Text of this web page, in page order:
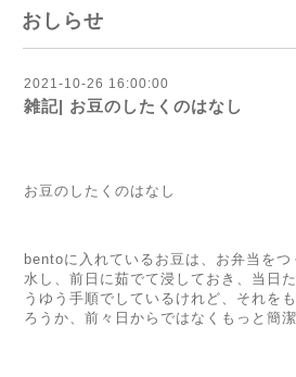
おしらせ
2021-10-26 16:00:00
雑記| お豆のしたくのはなし
お豆のしたくのはなし
bentoに入れているお豆は、 お弁当をつ
水し、前日に茹でて浸しておき、 当日
うゆう手順でしているけれど、 それを
ろうか、前々日からではなくもっと簡潔